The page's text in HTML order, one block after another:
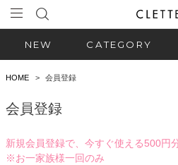
NEW CATEGORY
HOME 会員登録
会員登録
新規会員登録で、今すぐ使える500円
※お一家族様一回のみ